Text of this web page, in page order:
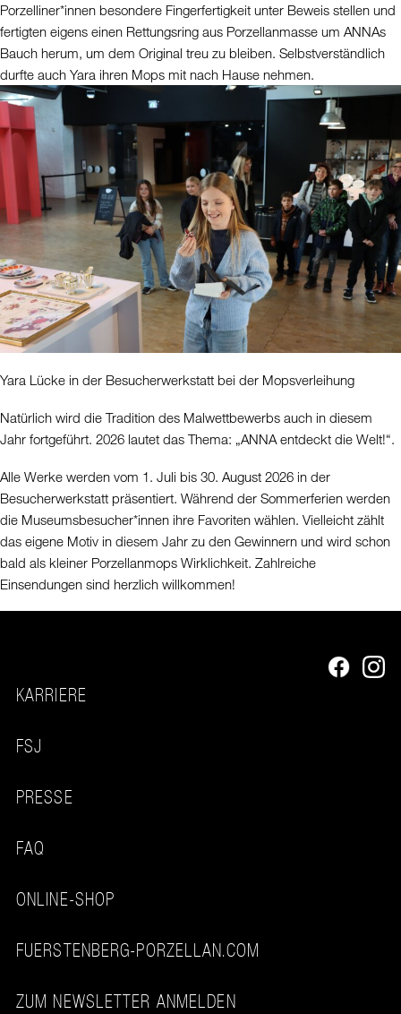
Porzelliner*innen besondere Fingerfertigkeit unter Beweis stellen und
fertigten eigens einen Rettungsring aus Porzellanmasse um ANNAs
Bauch herum, um dem Original treu zu bleiben. Selbstverständlich
durfte auch Yara ihren Mops mit nach Hause nehmen.
Yara Lücke in der Besucherwerkstatt bei der Mopsverleihung
Natürlich wird die Tradition des Malwettbewerbs auch in diesem
Jahr fortgeführt. 2026 lautet das Thema: „ANNA entdeckt die Welt!“.
Alle Werke werden vom 1. Juli bis 30. August 2026 in der
Besucherwerkstatt präsentiert. Während der Sommerferien werden
die Museumsbesucher*innen ihre Favoriten wählen. Vielleicht zählt
das eigene Motiv in diesem Jahr zu den Gewinnern und wird schon
bald als kleiner Porzellanmops Wirklichkeit. Zahlreiche
Einsendungen sind herzlich willkommen!
KARRIERE
FSJ
PRESSE
FAQ
ONLINE-SHOP
FUERSTENBERG-PORZELLAN.COM
ZUM NEWSLETTER ANMELDEN